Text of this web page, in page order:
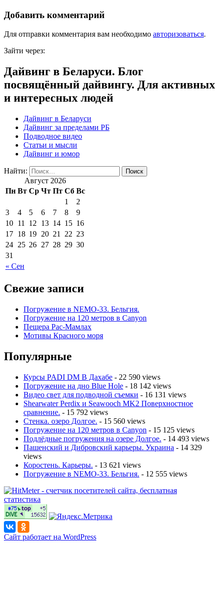
Добавить комментарий
Для отправки комментария вам необходимо авторизоваться.
Зайти через:
Дайвинг в Беларуси. Блог
посвящённый дайвингу. Для активных
и интересных людей
Дайвинг в Беларуси
Дайвинг за пределами РБ
Подводное видео
Статьи и мысли
Дайвинг и юмор
Найти:
Август 2026
Пн Вт Ср Чт Пт Сб Вс
« Сен
1
2
3
4 5 6 7 8
9
10 11 12 13 14 15 16
17 18 19 20 21 22 23
24 25 26 27 28 29 30
31
Свежие записи
Погружение в NEMO-33. Бельгия.
Погружение на 120 метров в Canyon
Пещера Рас-Мамлах
Мотивы Красного моря
Популярные
Курсы PADI DM В Дахабе - 22 590 views
Погружение на дно Blue Hole - 18 142 views
Видео свет для подводной съемки - 16 131 views
Shearwater Perdix и Seawooch MK2 Поверхностное
сравнение. - 15 792 views
Стенка. озеро Долгое. - 15 560 views
Погружение на 120 метров в Canyon - 15 125 views
Подлёдные погружения на озере Долгое. - 14 493 views
Пашенский и Дибровский карьеры. Украина - 14 329
views
Коростень. Карьеры. - 13 621 views
Погружение в NEMO-33. Бельгия. - 12 555 views
Сайт работает на WordPress